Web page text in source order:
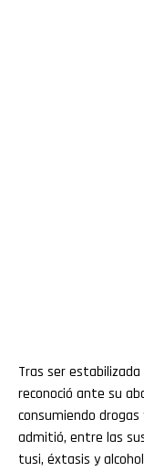
Tras ser estabilizada
reconoció ante su
consumiendo drogas
admitió, entre las
tusi, éxtasis y